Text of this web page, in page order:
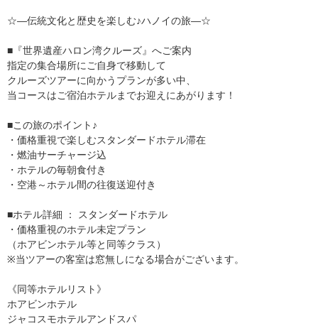
☆―伝統文化と歴史を楽しむ♪ハノイの旅―☆
■『世界遺産ハロン湾クルーズ』へご案内
指定の集合場所にご自身で移動して
クルーズツアーに向かうプランが多い中、
当コースはご宿泊ホテルまでお迎えにあがります！
■この旅のポイント♪
・価格重視で楽しむスタンダードホテル滞在
・燃油サーチャージ込
・ホテルの毎朝食付き
・空港～ホテル間の往復送迎付き
■ホテル詳細 ： スタンダードホテル
・価格重視のホテル未定プラン
（ホアビンホテル等と同等クラス）
※当ツアーの客室は窓無しになる場合がございます。
《同等ホテルリスト》
ホアビンホテル
ジャコスモホテルアンドスパ